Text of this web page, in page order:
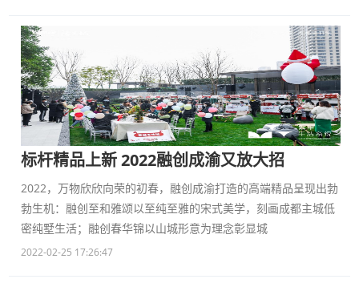
标杆精品上新 2022融创成渝又放大招
2022，万物欣欣向荣的初春，融创成渝打造的高端精品呈现出勃
勃生机：融创至和雅颂以至纯至雅的宋式美学，刻画成都主城低
密纯墅生活；融创春华锦以山城形意为理念彰显城
2022-02-25 17:26:47